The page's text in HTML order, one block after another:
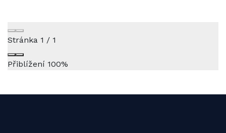
Stránka 1 / 1
Přiblížení 100%